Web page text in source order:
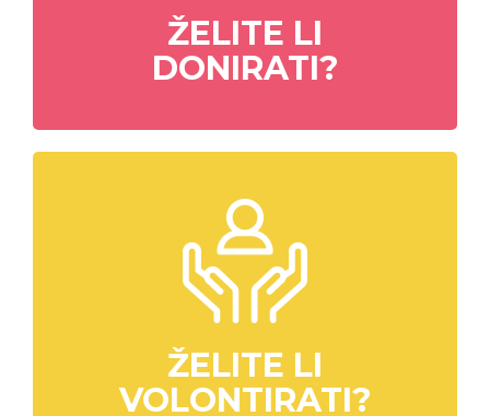
ŽELITE LI
DONIRATI?
ŽELITE LI
VOLONTIRATI?